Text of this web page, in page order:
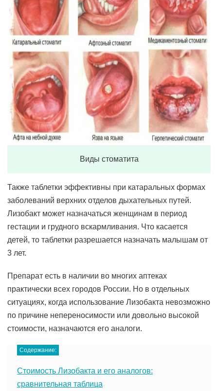
Виды стоматита
Также таблетки эффективны при катаральных формах
заболеваний верхних отделов дыхательных путей.
Лизобакт может назначаться женщинам в период
гестации и грудного вскармливания. Что касается
детей, то таблетки разрешается назначать малышам от
3 лет.
Препарат есть в наличии во многих аптеках
практически всех городов России. Но в отдельных
ситуациях, когда использование Лизобакта невозможно
по причине непереносимости или довольно высокой
стоимости, назначаются его аналоги.
Содержание:
Стоимость Лизобакта и его аналогов:
сравнительная таблица